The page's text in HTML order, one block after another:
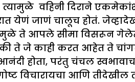
त्यामुळे वहिनी दिराने
येणं जाणं चालूच होतं.
ते आपले सीमा विसरून
ते जे काही करत आहेत ते
होता, परंतु चंचल
विचारायचा आणि